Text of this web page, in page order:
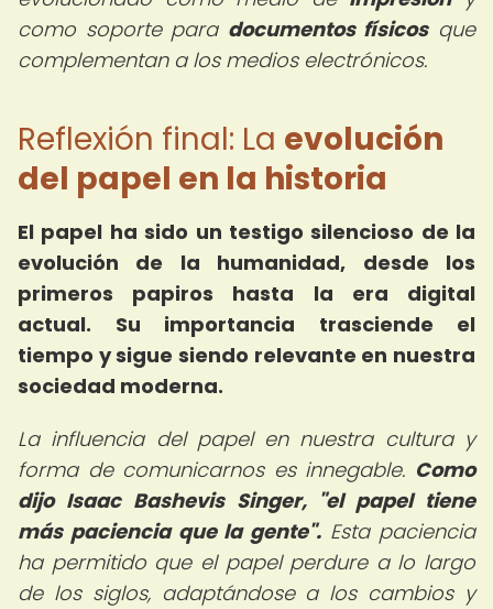
como soporte para documentos físicosque
complementan a los medios electrónicos.
Reflexión final: La evolución
del papel en la historia
El papel ha sido un testigo silencioso de la
evolución de la humanidad, desde los
primeros papiros hasta la era digital
actual. Su importancia trasciende el
tiempo y sigue siendo relevante en nuestra
sociedad moderna.
La influencia del papel en nuestra cultura y
forma de comunicarnos es innegable. Como
dijo Isaac Bashevis Singer, "el papel tiene
más paciencia que la gente". Esta paciencia
ha permitido que el papel perdure a lo largo
de los siglos, adaptándose a los cambios y